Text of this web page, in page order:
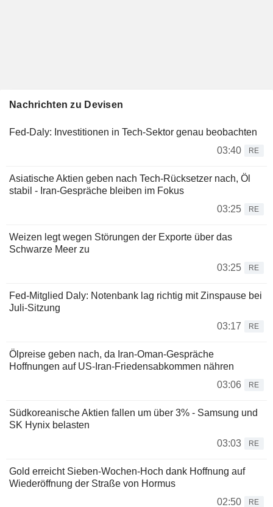
Nachrichten zu Devisen
Fed-Daly: Investitionen in Tech-Sektor genau beobachten
03:40
RE
Asiatische Aktien geben nach Tech-Rücksetzer nach, Öl
stabil - Iran-Gespräche bleiben im Fokus
03:25
RE
Weizen legt wegen Störungen der Exporte über das
Schwarze Meer zu
03:25
RE
Fed-Mitglied Daly: Notenbank lag richtig mit Zinspause bei
Juli-Sitzung
03:17
RE
Ölpreise geben nach, da Iran-Oman-Gespräche
Hoffnungen auf US-Iran-Friedensabkommen nähren
03:06
RE
Südkoreanische Aktien fallen um über 3% - Samsung und
SK Hynix belasten
03:03
RE
Gold erreicht Sieben-Wochen-Hoch dank Hoffnung auf
Wiederöffnung der Straße von Hormus
02:50
RE